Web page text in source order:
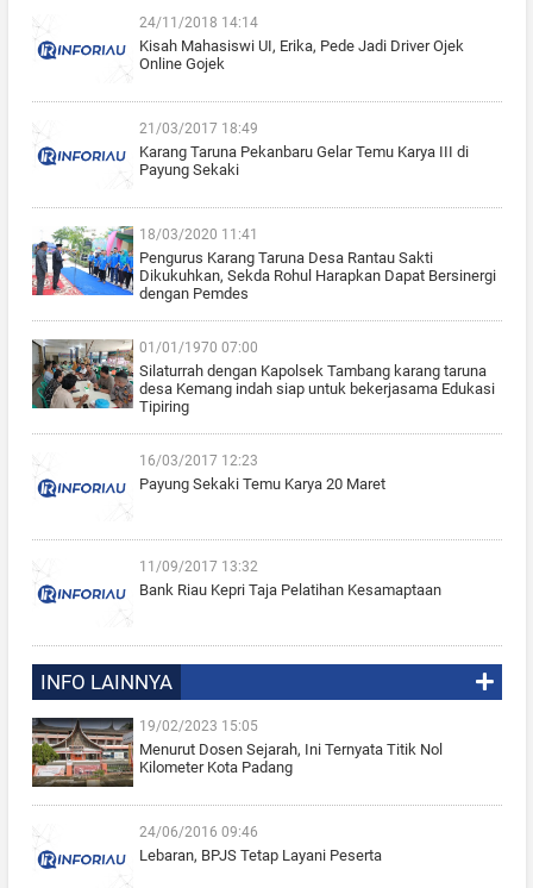
24/11/2018 14:14
Kisah Mahasiswi UI, Erika, Pede Jadi Driver Ojek
Online Gojek
21/03/2017 18:49
Karang Taruna Pekanbaru Gelar Temu Karya III di
Payung Sekaki
18/03/2020 11:41
Pengurus Karang Taruna Desa Rantau Sakti
Dikukuhkan, Sekda Rohul Harapkan Dapat Bersinergi
dengan Pemdes
01/01/1970 07:00
Silaturrah dengan Kapolsek Tambang karang taruna
desa Kemang indah siap untuk bekerjasama Edukasi
Tipiring
16/03/2017 12:23
Payung Sekaki Temu Karya 20 Maret
11/09/2017 13:32
Bank Riau Kepri Taja Pelatihan Kesamaptaan
INFO LAINNYA
19/02/2023 15:05
Menurut Dosen Sejarah, Ini Ternyata Titik Nol
Kilometer Kota Padang
24/06/2016 09:46
Lebaran, BPJS Tetap Layani Peserta